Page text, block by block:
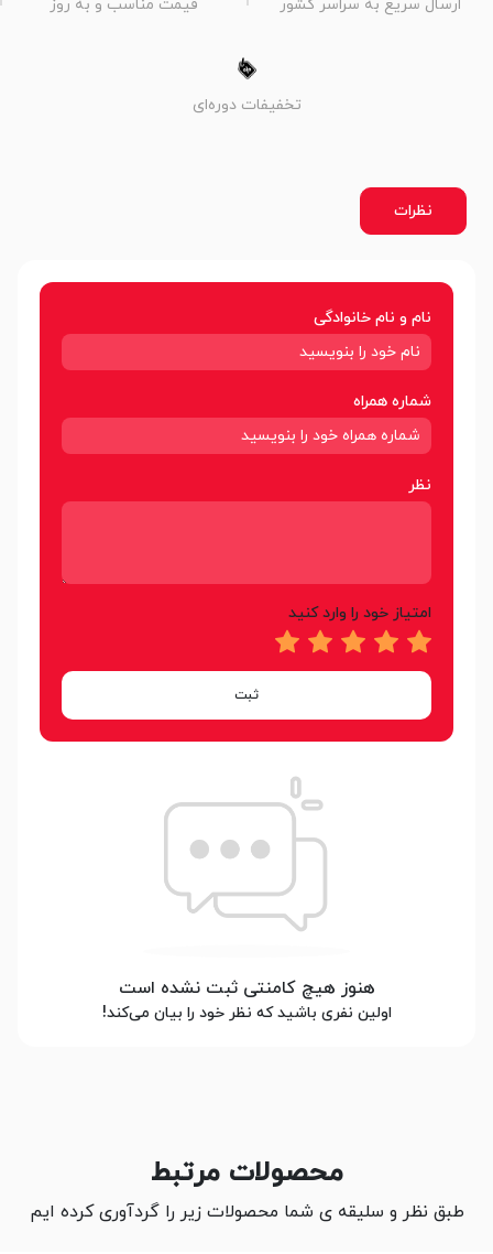
ارسال سریع به سراسر کشور قیمت مناسب و به روز
تخفیفات دوره‌ای
نظرات
نام و نام خانوادگی
شماره همراه
نظر
امتیاز خود را وارد کنید
ثبت
هنوز هیچ کامنتی ثبت نشده است
اولین نفری باشید که نظر خود را بیان می‌کند!
محصولات مرتبط
طبق نظر و سلیقه ی شما محصولات زیر را گردآوری کرده ایم